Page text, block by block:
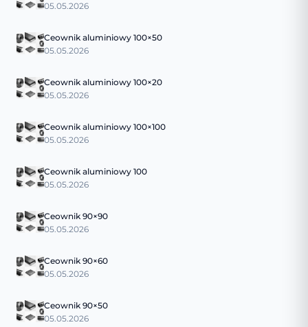
05.05.2026
Ceownik aluminiowy 100×50
05.05.2026
Ceownik aluminiowy 100×20
05.05.2026
Ceownik aluminiowy 100×100
05.05.2026
Ceownik aluminiowy 100
05.05.2026
Ceownik 90×90
05.05.2026
Ceownik 90×60
05.05.2026
Ceownik 90×50
05.05.2026